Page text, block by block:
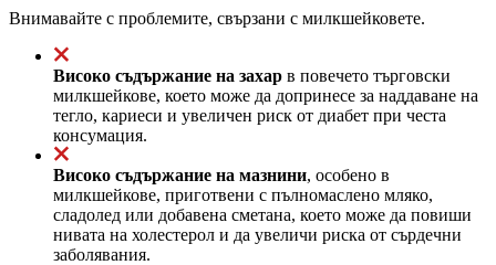
Внимавайте с проблемите, свързани с милкшейковете.
Високо съдържание на захар в повечето търговски
милкшейкове, което може да допринесе за наддаване на
тегло, кариеси и увеличен риск от диабет при честа
консумация.
Високо съдържание на мазнини, особено в
милкшейкове, приготвени с пълномаслено мляко,
сладолед или добавена сметана, което може да повиши
нивата на холестерол и да увеличи риска от сърдечни
заболявания.